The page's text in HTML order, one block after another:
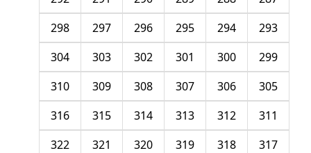
293
294
295
296
297
298
299
300
301
302
303
304
305
306
307
308
309
310
311
312
313
314
315
316
317
318
319
320
321
322